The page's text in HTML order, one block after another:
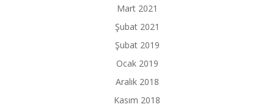
Mart 2021
Şubat 2021
Şubat 2019
Ocak 2019
Aralık 2018
Kasım 2018